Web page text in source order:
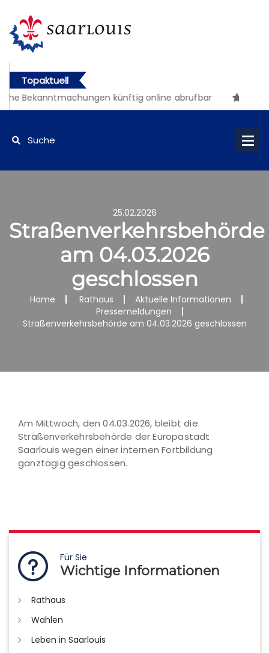
Topaktuell
Bekanntmachungen künftig online abrufbar
25.02.2026
Straßenverkehrsbehörde
am 04.03.2026
geschlossen
Home Rathaus
Aktuelle Informationen
Pressemeldungen
Straßenverkehrsbehörde am 04.03.2026 geschlossen
Am Mittwoch, den 04.03.2026, bleibt die
Straßenverkehrsbehörde der Europastadt
Saarlouis wegen einer internen Fortbildung
ganztägig geschlossen.
Für Sie
Wichtige Informationen
Rathaus
Wahlen
Leben in Saarlouis